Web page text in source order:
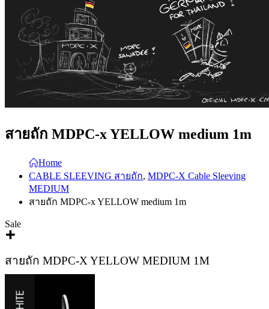
สายถัก MDPC-x YELLOW medium 1m
Home
CABLE SLEEVING สายถัก, MDPC-X Cable Sleeving
MEDIUM
สายถัก MDPC-x YELLOW medium 1m
Sale
สายถัก MDPC-X YELLOW MEDIUM 1M